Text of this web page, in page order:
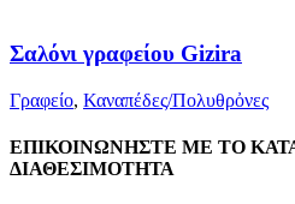
Σαλόνι γραφείου Gizira
Γραφείο, Καναπέδες/Πολυθρὀνες
ΕΠΙΚΟΙΝΩΝΗΣΤΕ ΜΕ ΤΟ
ΔΙΑΘΕΣΙΜΟΤΗΤΑ